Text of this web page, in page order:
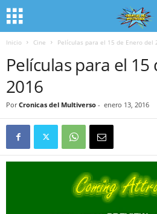
Inicio Cine Películas para el 15 de Enero del
Películas para el 15
2016
Por Cronicas del Multiverso - enero 13, 2016